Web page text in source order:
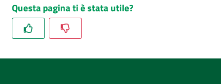
Luoghi di
cura
Questa pagina ti è stata utile?